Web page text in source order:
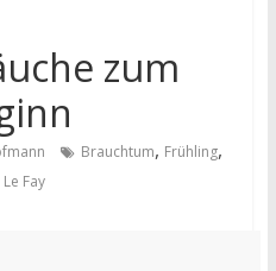
zum
Brauchtum, Frühling,
Fay